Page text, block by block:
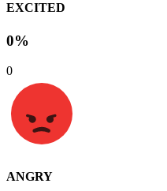
EXCITED
0%
0
ANGRY